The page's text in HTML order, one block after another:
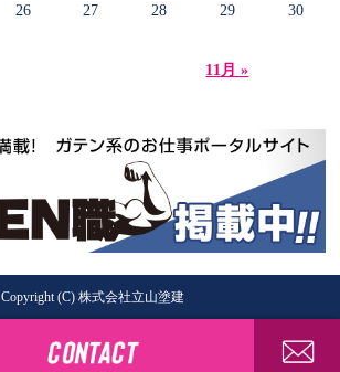
11月 »
26 27 28 29
30
Copyright (C) 株式会社立山塗建